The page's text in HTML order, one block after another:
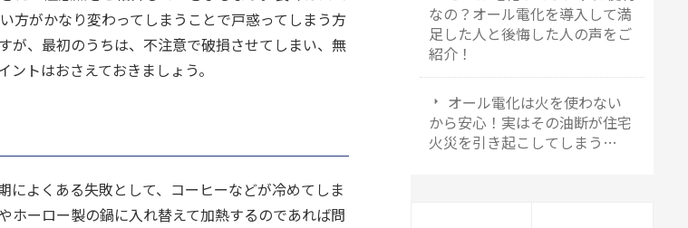
方がかなり変わってしまうことで戸惑ってしまう方
が、最初のうちは、不注意で破損させてしまい、無
トはおさえておきましょう。
によくある失敗として、コーヒーなどが冷めてしま
ホーロー製の鍋に入れ替えて加熱するのであれば問
なの？オール電化を導入して満
足した人と後悔した人の声をご
紹介！
オール電化は火を使わない
から安心！実はその油断が住宅
火災を引き起こしてしまう…